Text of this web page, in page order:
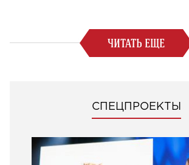
ЧИТАТЬ ЕЩЕ
СПЕЦПРОЕКТЫ